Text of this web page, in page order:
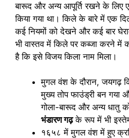
बारूद और अन्य आपूर्ति रखने के
किया गया था। किले के बारे में एक
कई नियमों को देखने और कई बार
भी वास्तव में किले पर कब्जा करने में
है कि इसे विजय किला नाम मिला।
मुगल वंश के दौरान, जयगढ़
मुख्य तोप फाउंड्री बन गया
गोला-बारूद और अन्य धातु
भंडारण गढ़के रूप में भी
१६५८ में मुगल वंश में हुए